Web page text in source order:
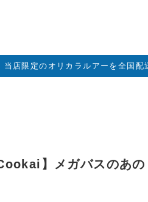
店限定のオリカラルアーを全国配
】メガバスのあ